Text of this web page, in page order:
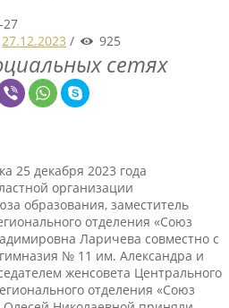
27
27.12.2023 / 925
сетях
25 декабря 2023 года
организации
образования, заместитель
отделения «Союз
Ларичева совместно с
№ 11 им. Александра и
женсовета Центрального
отделения «Союз